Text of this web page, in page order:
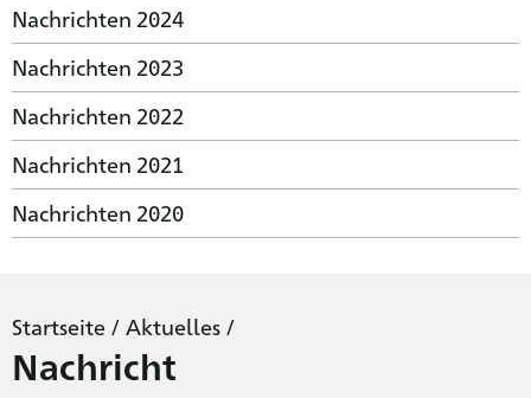
Nachrichten 2024
Nachrichten 2023
Nachrichten 2022
Nachrichten 2021
Nachrichten 2020
Startseite / Aktuelles /
Nachricht